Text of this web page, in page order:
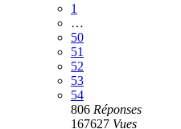
1
…
50
51
52
53
54
806 Réponses
167627 Vues